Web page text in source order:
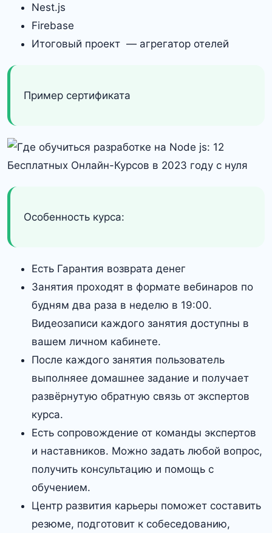
Nest.js
Firebase
Итоговый проект — агрегатор отелей
Пример сертификата
Особенность курса:
Есть Гарантия возврата денег
Занятия проходят в формате вебинаров по
будням два раза в неделю в 19:00.
Видеозаписи каждого занятия доступны в
вашем личном кабинете.
После каждого занятия пользователь
выполняее домашнее задание и получает
развёрнутую обратную связь от экспертов
курса.
Есть сопровождение от команды экспертов
и наставников. Можно задать любой вопрос,
получить консультацию и помощь с
обучением.
Центр развития карьеры поможет составить
резюме, подготовит к собеседованию,